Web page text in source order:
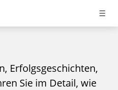
Erfolgsgeschichten,
Sie im Detail, wie